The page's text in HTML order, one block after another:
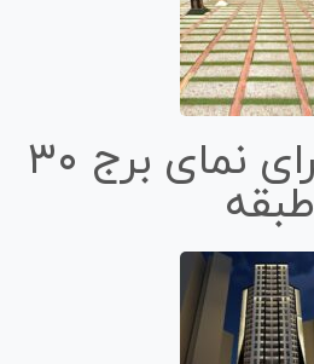
طراحی و اجرای نمای برج ۳۰
طبقه